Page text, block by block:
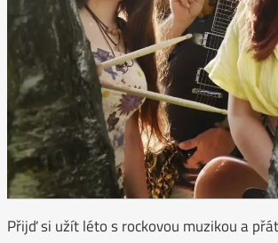
Přijď si užít léto s rockovou muzikou a